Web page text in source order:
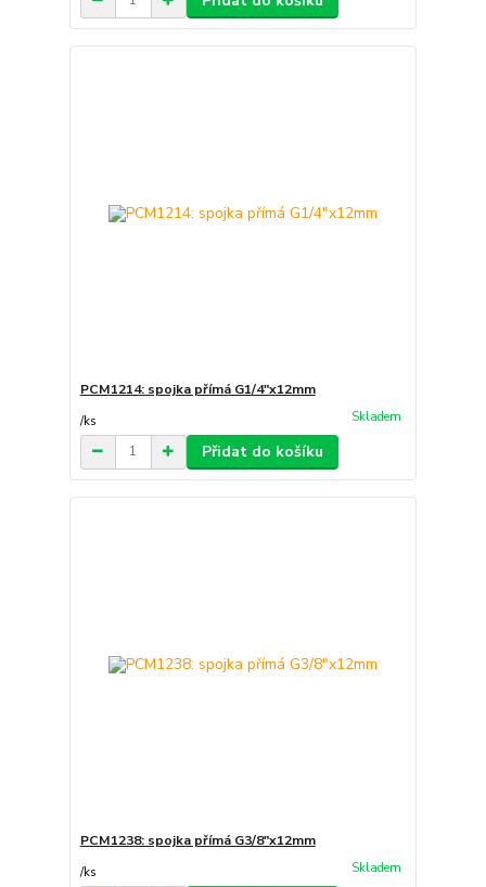
PCM1214: spojka přímá G1/4"x12mm
/ks Skladem
Přidat do košíku
PCM1238: spojka přímá G3/8"x12mm
/ks Skladem